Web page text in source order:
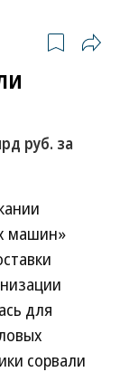
руб. за
машин»
для
сорвали